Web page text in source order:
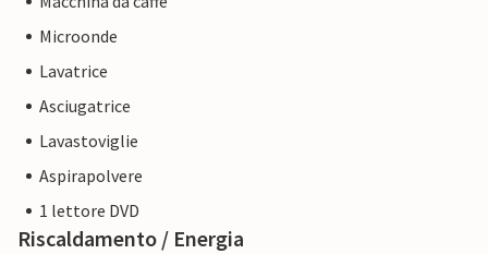
Microonde
Lavatrice
Asciugatrice
Lavastoviglie
Aspirapolvere
1 lettore DVD
Riscaldamento / Energia